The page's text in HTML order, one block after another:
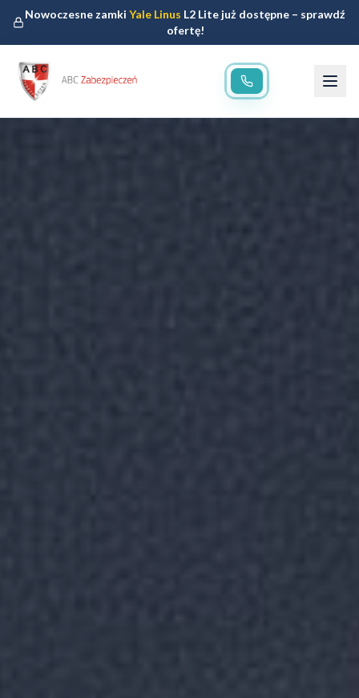
Nowoczesne zamkiYale Linus L2 Lite już dostępne – sprawdź
ofertę!